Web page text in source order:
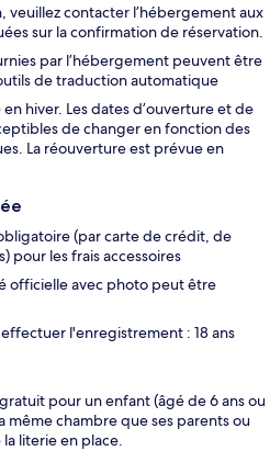
veuillez contacter l’hébergement aux
sur la confirmation de réservation.
par l’hébergement peuvent être
de traduction automatique
hiver. Les dates d’ouverture et de
de changer en fonction des
La réouverture est prévue en
(par carte de crédit, de
pour les frais accessoires
officielle avec photo peut être
l'enregistrement : 18 ans
pour un enfant (âgé de 6 ans ou
même chambre que ses parents ou
literie en place.